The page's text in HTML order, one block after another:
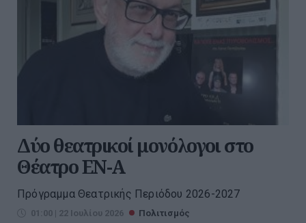
Δύο θεατρικοί μονόλογοι στο
Θέατρο ΕΝ-Α
Πρόγραμμα Θεατρικής Περιόδου 2026-2027
01:00 | 22 Ιουλίου 2026 Πολιτισμός